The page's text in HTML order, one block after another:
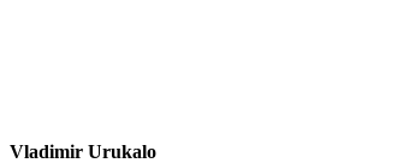
Vladimir Urukalo